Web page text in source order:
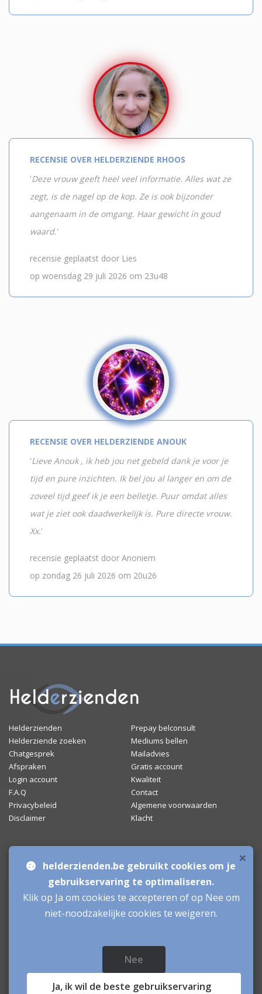
RECENSIE OVER HELDERZIENDE RHOOS
'Deze vrouw geeft heel veel informatie. Alles wat ze
zegt, is de nagel op de kop. Ze is ook bijzonder
aangenaam in de omgang. Haar gewicht in goud
waard.'
recensie geplaatst door Lies
op woensdag 29 juli 2026 om 23u48
RECENSIE OVER HELDERZIENDE ANOUK
'Lieve Anouk , ik heb jou net gebeld dank je voor je
tijd en pure inzichten. Ik bel jou al langer en om de
zoveel tijd geef ik je een belletje. Puur omdat alles
wat je ziet ook daadwerkelijk is. Pure directe vrouw.
Xx.'
recensie geplaatst door Anoniem
op zondag 26 juli 2026 om 20u26
Helderzienden
Prepay belconsult
Helderziende zoeken
Mediums bellen
Chatgesprek
Mailadvies
Afspraken
Gratis account
Login account
Kwaliteit
F.A.Q
Contact
Privacybeleid
Algemene voorwaarden
Disclaimer
Klacht
Mediumchat
Helderzienden
© sinds 2006 - 2026
- helderzienden Belgie
×
helderzienden.be gebruikt cookies om je
gebruikservaring te optimaliseren.
Klik op Ja om cookies te accepteren of op Nee om
niet-noodzakelijke cookies te weigeren.
Nee
Ja, ik wil de beste gebruikservaring